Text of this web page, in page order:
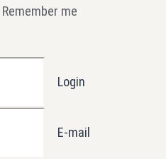
Remember me
Login
E-mail